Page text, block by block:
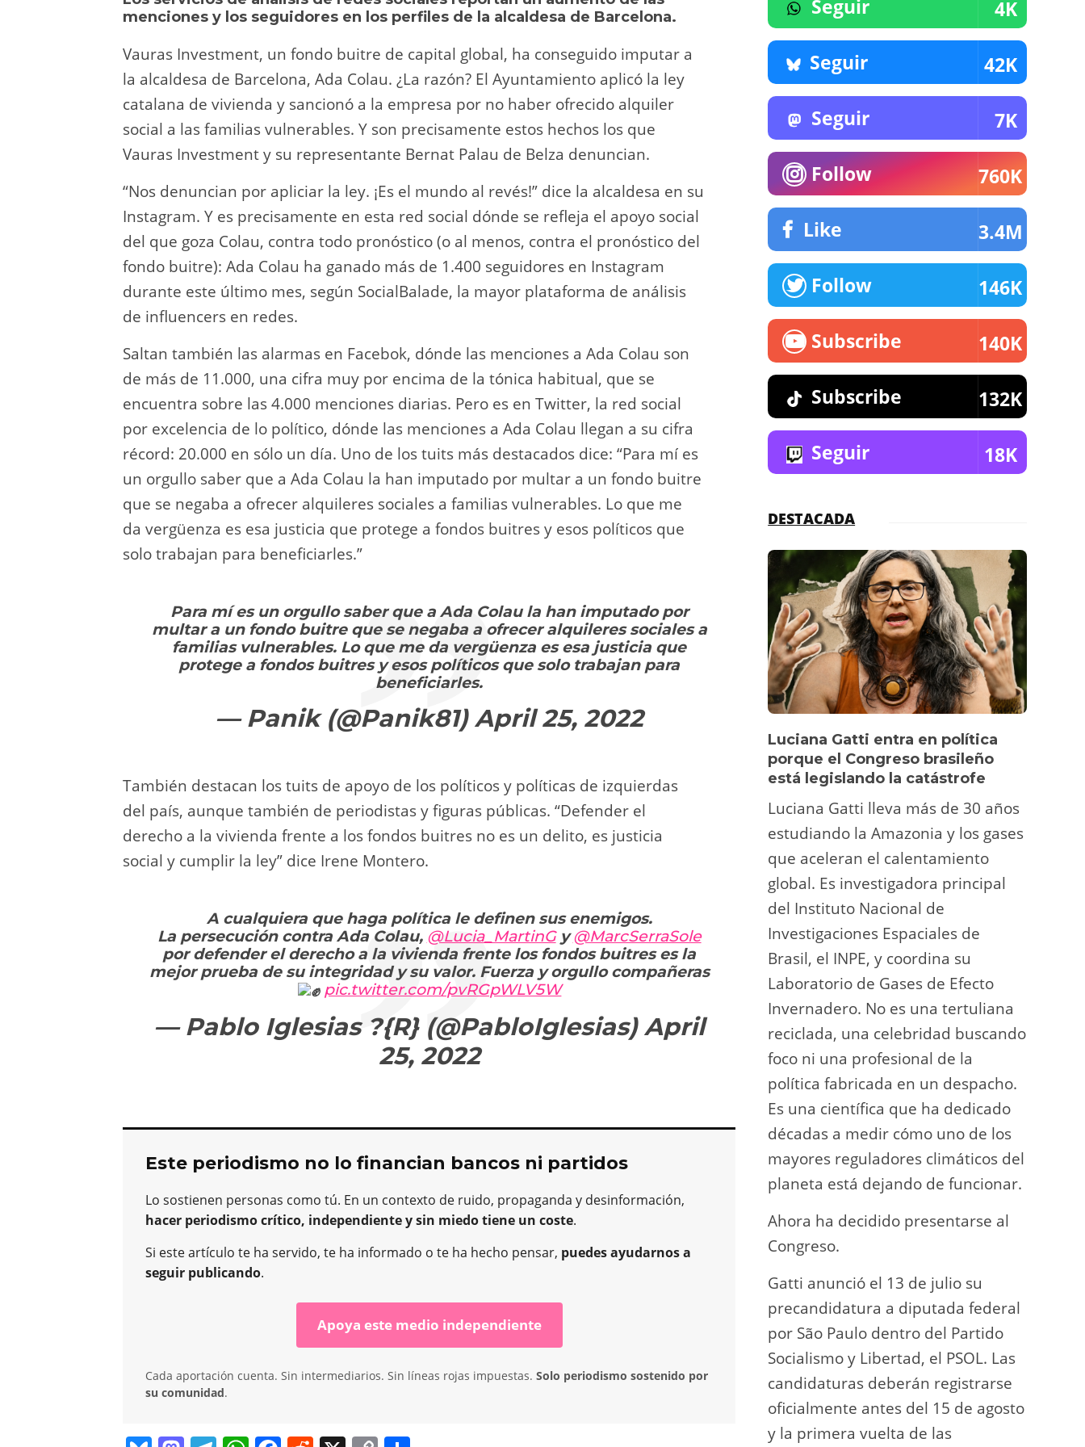
y d
o
n
a
m
A
p
p
b
o
o
k
t
Li
n
k
ar
tir
menciones y los seguidores en los perfiles de la alcaldesa de Barcelona.
Vauras Investment, un fondo buitre de capital global, ha conseguido imputar a
la alcaldesa de Barcelona, Ada Colau. ¿La razón? El Ayuntamiento aplicó la ley
catalana de vivienda y sancionó a la empresa por no haber ofrecido alquiler
social a las familias vulnerables. Y son precisamente estos hechos los que
Vauras Investment y su representante Bernat Palau de Belza denuncian.
“Nos denuncian por apliciar la ley. ¡Es el mundo al revés!” dice la alcaldesa en su
Instagram. Y es precisamente en esta red social dónde se refleja el apoyo social
del que goza Colau, contra todo pronóstico (o al menos, contra el pronóstico del
fondo buitre): Ada Colau ha ganado más de 1.400 seguidores en Instagram
durante este último mes, según SocialBalade, la mayor plataforma de análisis
de influencers en redes.
Saltan también las alarmas en Facebok, dónde las menciones a Ada Colau son
de más de 11.000, una cifra muy por encima de la tónica habitual, que se
encuentra sobre las 4.000 menciones diarias. Pero es en Twitter, la red social
por excelencia de lo político, dónde las menciones a Ada Colau llegan a su cifra
récord: 20.000 en sólo un día. Uno de los tuits más destacados dice: “Para mí es
un orgullo saber que a Ada Colau la han imputado por multar a un fondo buitre
que se negaba a ofrecer alquileres sociales a familias vulnerables. Lo que me
da vergüenza es esa justicia que protege a fondos buitres y esos políticos que
solo trabajan para beneficiarles.”
Para mí es un orgullo saber que a Ada Colau la han imputado por
multar a un fondo buitre que se negaba a ofrecer alquileres sociales a
familias vulnerables. Lo que me da vergüenza es esa justicia que
protege a fondos buitres y esos políticos que solo trabajan para
beneficiarles.
— Panik (@Panik81)April 25, 2022
También destacan los tuits de apoyo de los políticos y políticas de izquierdas
del país, aunque también de periodistas y figuras públicas. “Defender el
derecho a la vivienda frente a los fondos buitres no es un delito, es justicia
social y cumplir la ley” dice Irene Montero.
A cualquiera que haga política le definen sus enemigos.
La persecución contra Ada Colau, @Lucia_MartinGy@MarcSerraSole
por defender el derecho a la vivienda frente los fondos buitres es la
mejor prueba de su integridad y su valor. Fuerza y orgullo compañeras
pic.twitter.com/pvRGpWLV5W
— Pablo Iglesias ?{R} (@PabloIglesias)April
25, 2022
Este periodismo no lo financian bancos ni partidos
Lo sostienen personas como tú. En un contexto de ruido, propaganda y desinformación,
hacer periodismo crítico, independiente y sin miedo tiene un coste.
Si este artículo te ha servido, te ha informado o te ha hecho pensar, puedes ayudarnos a
seguir publicando.
Apoya este medio independiente
Cada aportación cuenta. Sin intermediarios. Sin líneas rojas impuestas. Solo periodismo sostenido por
su comunidad.
Seguir 4K
Seguir 42K
Seguir 7K
Follow 760K
Like 3.4M
Follow 146K
Subscribe 140K
Subscribe 132K
Seguir 18K
DESTACADA
Luciana Gatti entra en política
porque el Congreso brasileño
está legislando la catástrofe
Luciana Gatti lleva más de 30 años
estudiando la Amazonia y los gases
que aceleran el calentamiento
global. Es investigadora principal
del Instituto Nacional de
Investigaciones Espaciales de
Brasil, el INPE, y coordina su
Laboratorio de Gases de Efecto
Invernadero. No es una tertuliana
reciclada, una celebridad buscando
foco ni una profesional de la
política fabricada en un despacho.
Es una científica que ha dedicado
décadas a medir cómo uno de los
mayores reguladores climáticos del
planeta está dejando de funcionar.
Ahora ha decidido presentarse al
Congreso.
Gatti anunció el 13 de julio su
precandidatura a diputada federal
por São Paulo dentro del Partido
Socialismo y Libertad, el PSOL. Las
candidaturas deberán registrarse
oficialmente antes del 15 de agosto
y la primera vuelta de las